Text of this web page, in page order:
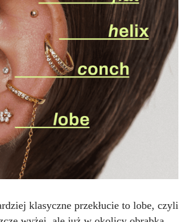
klasyczne przekłucie to lobe, czyli